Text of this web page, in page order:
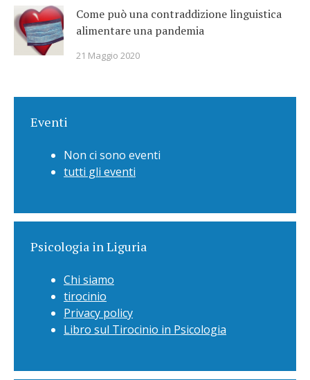
Come può una contraddizione linguistica
alimentare una pandemia
21 Maggio 2020
Eventi
Non ci sono eventi
tutti gli eventi
Psicologia in Liguria
Chi siamo
tirocinio
Privacy policy
Libro sul Tirocinio in Psicologia